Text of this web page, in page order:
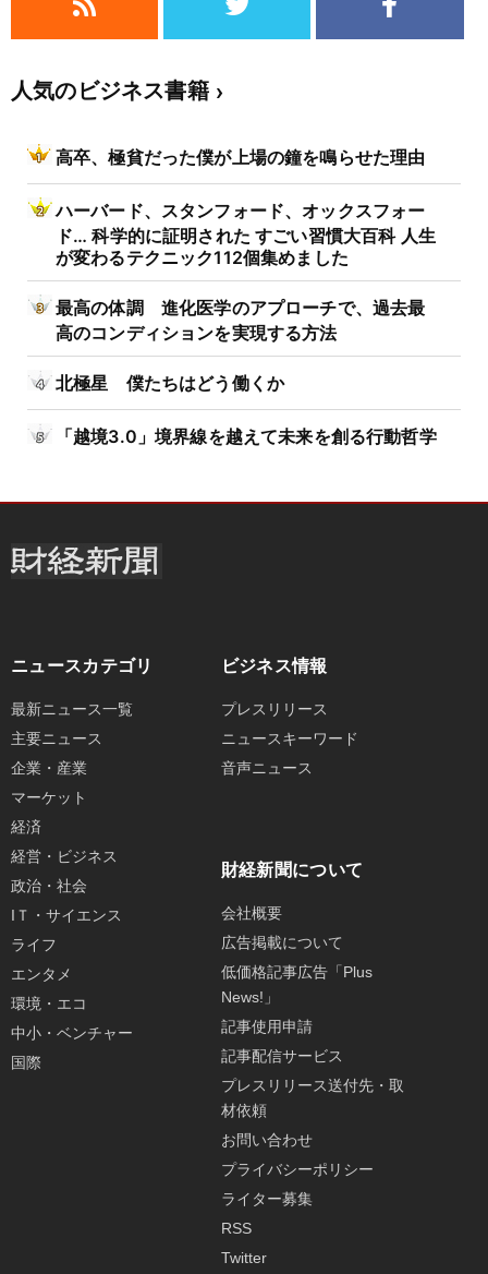
人気のビジネス書籍
高卒、極貧だった僕が上場の鐘を鳴らせた理由
ハーバード、スタンフォード、オックスフォー
ド… 科学的に証明された すごい習慣大百科 人生
が変わるテクニック112個集めました
最高の体調 進化医学のアプローチで、過去最
高のコンディションを実現する方法
北極星 僕たちはどう働くか
「越境3.0」境界線を越えて未来を創る行動哲学
ニュースカテゴリ
最新ニュース一覧
主要ニュース
企業・産業
マーケット
経済
経営・ビジネス
政治・社会
IＴ・サイエンス
ライフ
エンタメ
環境・エコ
中小・ベンチャー
国際
ビジネス情報
プレスリリース
ニュースキーワード
音声ニュース
財経新聞について
会社概要
広告掲載について
低価格記事広告「Plus
News!」
記事使用申請
記事配信サービス
プレスリリース送付先・取
材依頼
お問い合わせ
プライバシーポリシー
ライター募集
RSS
Twitter